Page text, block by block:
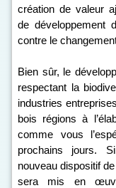
création de valeur
de développement
contre le
Bien sûr, le
respectant la
industries
bois régions à
comme vous
prochains jours.
nouveau dispositif
sera mis en